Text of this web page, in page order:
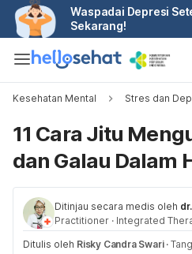
Waspadai Depresi
Sekarang!
Kesehatan Mental Stres dan
11 Cara Jitu
dan Galau Dalam
Ditinjau secara medis oleh
Practitioner · Integrated
Ditulis oleh Risky Candra Swari ·